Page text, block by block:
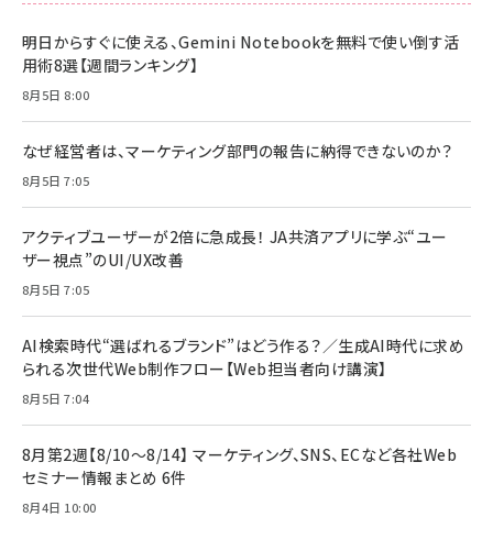
明日からすぐに使える、Gemini Notebookを無料で使い倒す活
用術8選【週間ランキング】
8月5日 8:00
なぜ経営者は、マーケティング部門の報告に納得できないのか？
8月5日 7:05
アクティブユーザーが2倍に急成長！ JA共済アプリに学ぶ“ユー
ザー視点”のUI/UX改善
8月5日 7:05
AI検索時代“選ばれるブランド”はどう作る？／生成AI時代に求め
られる次世代Web制作フロー【Web担当者向け講演】
8月5日 7:04
8月第2週【8/10～8/14】 マーケティング、SNS、ECなど各社Web
セミナー情報まとめ 6件
8月4日 10:00